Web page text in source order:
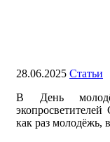
28.06.2025 Статьи
В День
как раз молодёжь,